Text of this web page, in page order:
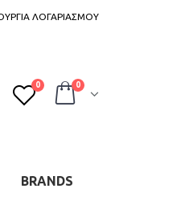
ΛΟΓΑΡΙΑΣΜΟΥ
0 0
BRANDS